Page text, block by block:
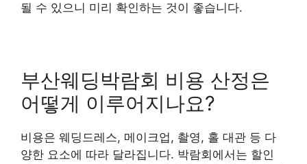
될 수 있으니 미리 확인하는 것이 좋습니다.
부산웨딩박람회 비용 산정은
어떻게 이루어지나요?
비용은 웨딩드레스, 메이크업, 촬영, 홀 대관 등 다
양한 요소에 따라 달라집니다. 박람회에서는 할인